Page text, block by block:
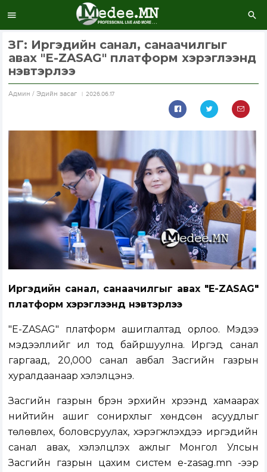
ЗГ: Иргэдийн санал, санаачилгыг
авах "E-ZASAG" платформ хэрэглээнд
нэвтэрлээ
Aдмин / Эдийн засаг 2026.06.17
Иргэдийн санал, санаачилгыг авах "E-ZASAG"
платформ хэрэглээнд нэвтэрлээ
"E-ZASAG" платформ ашиглалтад орлоо. Мэдээ
мэдээллийг ил тод байршуулна. Иргэд санал
гаргаад, 20,000 санал авбал Засгийн газрын
хуралдаанаар хэлэлцэнэ.
Засгийн газрын бүрэн эрхийн хүрээнд хамаарах
нийтийн ашиг сонирхлыг хөндсөн асуудлыг
төлөвлөх, боловсруулах, хэрэгжүүлэхдээ иргэдийн
санал авах, хэлэлцүүлэх ажлыг Монгол Улсын
Засгийн газрын цахим систем e-zasag.mn -ээр